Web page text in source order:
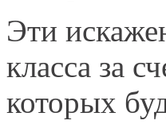
Эти
класса за
которых